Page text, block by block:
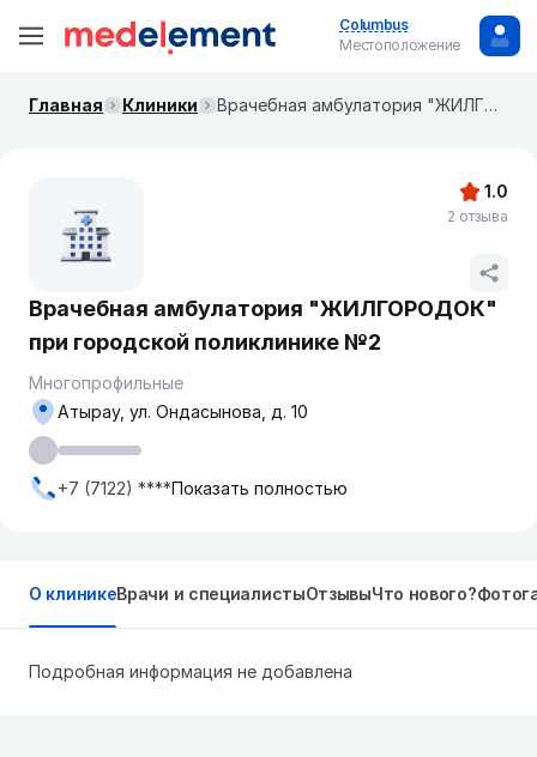
Columbus
Местоположение
Главная Клиники Врачебная амбулатория "ЖИЛГОРОДОК" при городской поликлинике №2
Врачебная амбулатория "ЖИЛГОРОДОК"
при городской поликлинике №2
Многопрофильные
Атырау, ул. Ондасынова, д. 10
+7 (7122) ****Показать полностью
1.0
2 отзыва
О клиникеВрачи и специалистыОтзывыЧто нового?
Подробная информация не добавлена